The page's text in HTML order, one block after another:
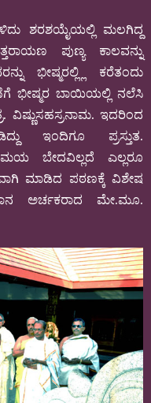
ಶರಶಯೈಯಲ್ಲಿ ಮಲಗಿದ್ದ
ಪುಣ್ಯ ಕಾಲವನ್ನು
ಭೀಷ್ಮರಲ್ಲ್ಲಿ ಕರೆತಂದು
ಭೀಷ್ಮರ ಬಾಯಿಯಲ್ಲಿ ನಲೆಸಿ
ವಿಷ್ಣುಸಹಸ್ರನಾಮ. ಇದರಿಂದ
ಇಂದಿಗೂ ಪ್ರಸ್ತುತ.
ಬೇದವಿಲ್ಲದೆ ಎಲ್ಲರೂ
ಮಾಡಿದ ಪಠಣಕ್ಕೆ ವಿಶೇಷ
ಅರ್ಚಕರಾದ ಮೇ.ಮೂ.